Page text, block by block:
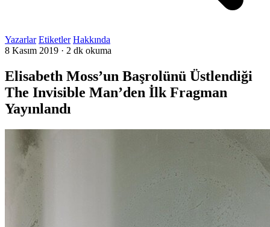
Yazarlar Etiketler Hakkında
8 Kasım 2019 · 2 dk okuma
Elisabeth Moss’un Başrolünü Üstlendiği
The Invisible Man’den İlk Fragman
Yayınlandı